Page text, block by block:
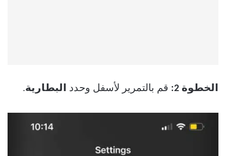
الخطوة 2: قم بالتمرير لأسفل وحدد البطارية.